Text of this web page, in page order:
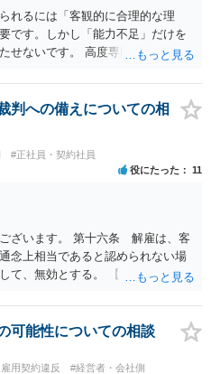
はありません。 事件終了後、顧問
まり、弁護士は、儲かるためでは
それこそ会社の現在及び今後の戦
ていると推測されます。 ＞②原告
あり、復職を希望しております。
るずると、裁判を引き延ばしてい
、その年俸に執着があるというこ
あればなおさら、時間がかかった
ということはあまりありません。
分あるということであれば、バッ
由はまず見当たりません。 つまり
う作戦の問題ではなく、上記、顧
。 ＞反論の書面も、矛盾だらけの
おり、もうダメです。担当役員の
一貫したストーリー性もありませ
しては、事実経験者が述べたこと
れるには「客観的に合理的な理
です。しかし「能力不足」だけを
せないです。 高度専門職であって
た記録 を揃えないと、裁判所は
ためです。 そのため、「能力不
立証責任を果たせず、まず裁判に
すい）のです。 ご質問者様のイメ
職だからこそ」、客観性・合理性
由で解雇が認められるハードルは
材を能力不足で解雇するときは、
複数回にわたる注意・指導・教
策の検討 などをしっかり記録し
可能性が極めて高いです。
判への備えについての相
#正社員・契約社員
役にたった 11
ざいます。 第十六条 解雇は、客
念上相当であると認められない場
て、無効とする。 【ご質問１に対
逆らい方をしたのかによっては、
る恐れはあると思います。 【ご質
ったかどうかは、普通解雇の上で
整理解雇の必要がある際の場合と
可能性についての相談
用契約違反
#経営者・会社側